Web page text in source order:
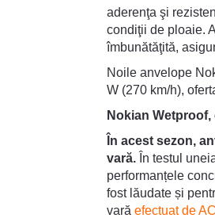
aderenţa şi
condiţii de ploaie.
îmbunătăţită,
Noile anvelope
W (270 km/h),
Nokian
În acest sezon,
vară.În testul
performanțele
fost lăudate și
vară efectuat de